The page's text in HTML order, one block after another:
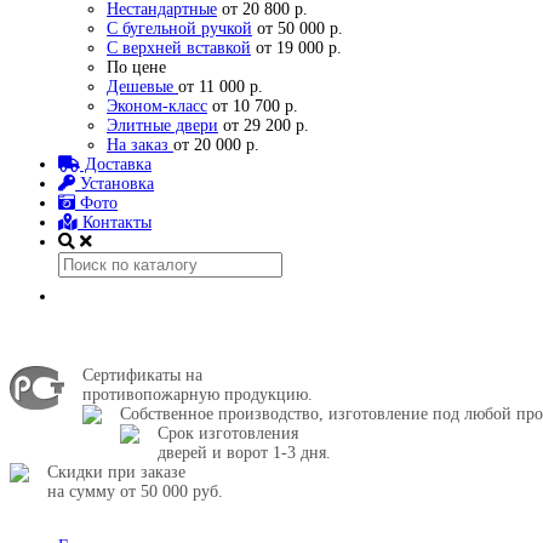
Нестандартные от 20 800 р.
С бугельной ручкой от 50 000 р.
С верхней вставкой от 19 000 р.
По цене
Дешевые от 11 000 р.
Эконом-класс от 10 700 р.
Элитные двери от 29 200 р.
На заказ от 20 000 р.
Доставка
Установка
Фото
Контакты
Сертификаты на
противопожарную продукцию.
Собственное производство, изготовление под любой
Срок изготовления
дверей и ворот 1-3 дня.
Скидки при заказе
на сумму от 50 000 руб.